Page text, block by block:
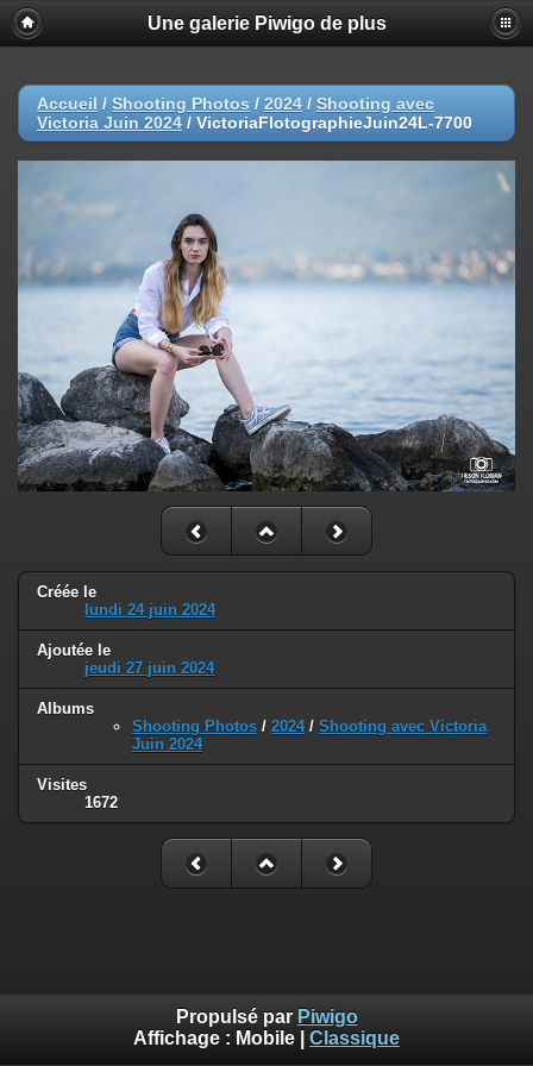
Une galerie Piwigo de plus
Accueil / Shooting Photos / 2024 / Shooting avec
Victoria Juin 2024 / VictoriaFlotographieJuin24L-7700
Créée le
lundi 24 juin 2024
Ajoutée le
jeudi 27 juin 2024
Albums
Shooting Photos / 2024/ Shooting avec Victoria
Juin 2024
Visites
1672
Propulsé par Piwigo
Affichage : Mobile Classique